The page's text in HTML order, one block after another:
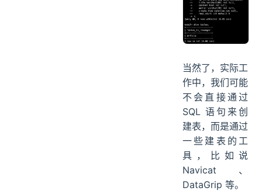
当然了，实际工
作中，我们可能
不会直接通过
SQL 语句来创
建表，而是通过
一些建表的工
具，比如说
Navicat、
DataGrip 等。